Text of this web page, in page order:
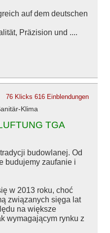
auf dem deutschen
Präzision und ....
76 Klicks 616 Einblendungen
Klima
TGA
budowlanej. Od
budujemy zaufanie i
w 2013 roku, choć
związanych sięga lat
na większe
wymagającym rynku z